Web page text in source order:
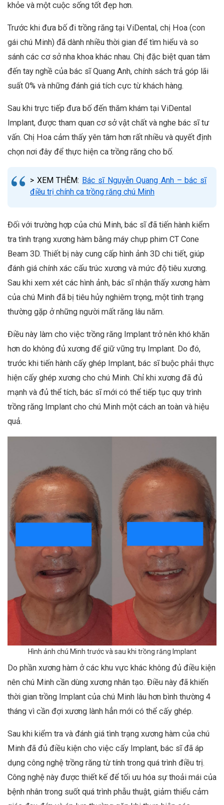
khỏe và một cuộc sống tốt đẹp hơn.
Trước khi đưa bố đi trồng răng tại ViDental, chị Hoa (con
gái chú Minh) đã dành nhiều thời gian để tìm hiểu và so
sánh các cơ sở nha khoa khác nhau. Chị đặc biệt quan tâm
đến tay nghề của bác sĩ Quang Anh, chính sách trả góp lãi
suất 0% và những đánh giá tích cực từ khách hàng.
Sau khi trực tiếp đưa bố đến thăm khám tại ViDental
Implant, được tham quan cơ sở vật chất và nghe bác sĩ tư
vấn. Chị Hoa cảm thấy yên tâm hơn rất nhiều và quyết định
chọn nơi đây để thực hiện ca trồng răng cho bố.
> XEM THÊM: Bác sĩ Nguyễn Quang Anh – bác sĩ
điều trị chính ca trồng răng chú Minh
Đối với trường hợp của chú Minh, bác sĩ đã tiến hành kiểm
tra tình trạng xương hàm bằng máy chụp phim CT Cone
Beam 3D. Thiết bị này cung cấp hình ảnh 3D chi tiết, giúp
đánh giá chính xác cấu trúc xương và mức độ tiêu xương.
Sau khi xem xét các hình ảnh, bác sĩ nhận thấy xương hàm
của chú Minh đã bị tiêu hủy nghiêm trọng, một tình trạng
thường gặp ở những người mất răng lâu năm.
Điều này làm cho việc trồng răng Implant trở nên khó khăn
hơn do không đủ xương để giữ vững trụ Implant. Do đó,
trước khi tiến hành cấy ghép Implant, bác sĩ buộc phải thực
hiện cấy ghép xương cho chú Minh. Chỉ khi xương đã đủ
mạnh và đủ thể tích, bác sĩ mới có thể tiếp tục quy trình
trồng răng Implant cho chú Minh một cách an toàn và hiệu
quả.
Hình ảnh chú Minh trước và sau khi trồng răng Implant
Do phần xương hàm ở các khu vực khác không đủ điều kiện
nên chú Minh cần dùng xương nhân tạo. Điều này đã khiến
thời gian trồng Implant của chú Minh lâu hơn bình thường 4
tháng vì cần đợi xương lành hẳn mới có thể cấy ghép.
Sau khi kiểm tra và đánh giá tình trạng xương hàm của chú
Minh đã đủ điều kiện cho việc cấy Implant, bác sĩ đã áp
dụng công nghệ trồng răng từ tính trong quá trình điều trị.
Công nghệ này được thiết kế để tối ưu hóa sự thoải mái của
bệnh nhân trong suốt quá trình phẫu thuật, giảm thiểu cảm